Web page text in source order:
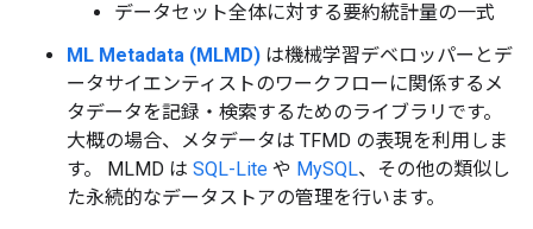
データセット全体に対する要約統計量の一式
ML Metadata (MLMD) は機械学習デベロッパーとデ
ータサイエンティストのワークフローに関係するメ
タデータを記録・検索するためのライブラリです。
大概の場合、メタデータは TFMD の表現を利用しま
す。 MLMD は SQL-Lite や MySQL、その他の類似し
た永続的なデータストアの管理を行います。